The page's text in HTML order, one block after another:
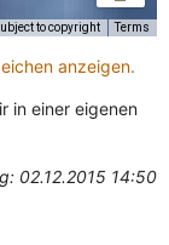
to copyright Terms
anzeigen.
in einer eigenen
02.12.2015 14:50